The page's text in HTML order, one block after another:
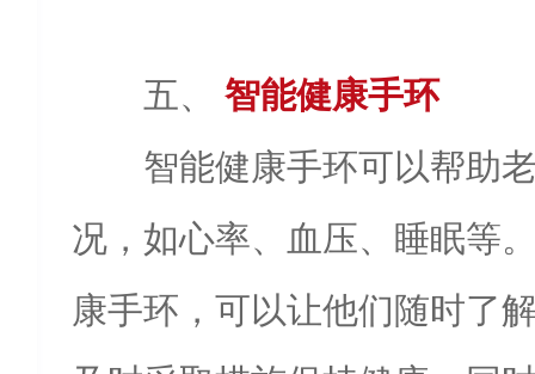
五、
智能健康手环
智能健康手环可以帮助
况，如心率、血压、睡眠等
康手环，可以让他们随时了